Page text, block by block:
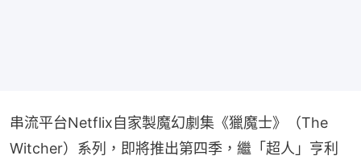
串流平台Netflix自家製魔幻劇集《獵魔士》（The
Witcher）系列，即將推出第四季，繼「超人」亨利